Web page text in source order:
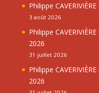
Philippe
3 août 2026
Philippe
2026
31 juillet 2026
Philippe
2026